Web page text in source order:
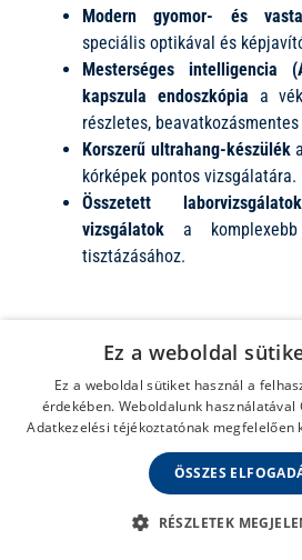
Modern gyomor- és
speciális optikával és
Mesterséges intelligencia
kapszula endoszkópia a
részletes,
Korszerű ultrahang-készülék
kórképek pontos vizsgálatára.
Összetett
vizsgálatok a
tisztázásához.
Ez a weboldal
Ez a weboldal sütiket használ a
érdekében. Weboldalunk használatával
Adatkezelési téjékoztatónak megfelelően
ÖSSZES
RÉSZLETEK